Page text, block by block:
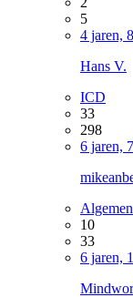
5
4 jaren,
Hans V.
ICD
33
298
6 jaren,
10
33
6 jaren,